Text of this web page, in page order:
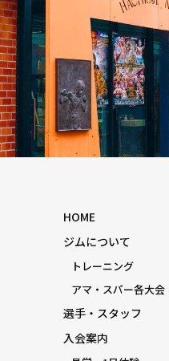
HOME
ジムについて
トレーニング
アマ・スパー各大会
選手・スタッフ
入会案内